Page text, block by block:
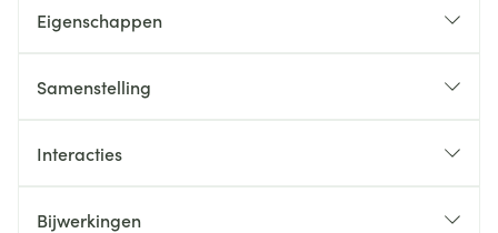
Eigenschappen
Samenstelling
Interacties
Bijwerkingen